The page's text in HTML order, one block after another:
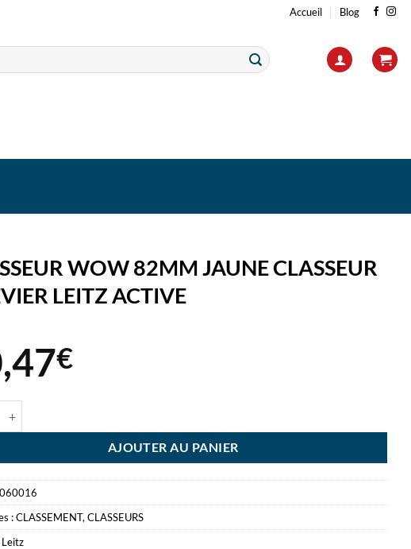
Accueil Blog
WOW 82MM JAUNE CLASSEUR
LEITZ ACTIVE
€
AJOUTER AU PANIER
:CLASSEMENT,CLASSEURS
Leitz